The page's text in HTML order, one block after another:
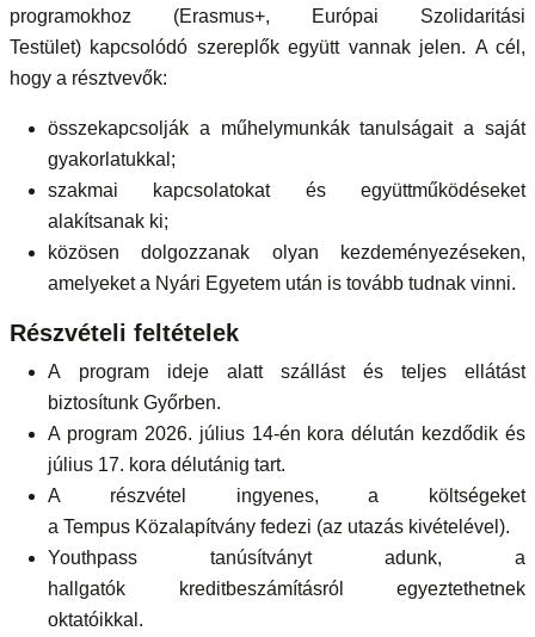
programokhoz (Erasmus+, Európai Szolidaritási
Testület) kapcsolódó szereplők együtt vannak jelen. A cél,
hogy a résztvevők:
összekapcsolják a műhelymunkák tanulságait a saját
gyakorlatukkal;
szakmai kapcsolatokat és együttműködéseket
alakítsanak ki;
közösen dolgozzanak olyan kezdeményezéseken,
amelyeket a Nyári Egyetem után is tovább tudnak vinni.
Részvételi feltételek
A program ideje alatt szállást és teljes ellátást
biztosítunk Győrben.
A program 2026. július 14-én kora délután kezdődik és
július 17. kora délutánig tart.
A részvétel ingyenes, a költségeket
a Tempus Közalapítvány fedezi (az utazás kivételével).
Youthpass tanúsítványt adunk, a
hallgatók kreditbeszámításról egyeztethetnek
oktatóikkal.